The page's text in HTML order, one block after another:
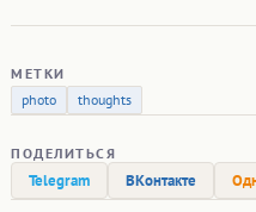
МЕТКИ
photo
thoughts
ПОДЕЛИТЬСЯ
Telegram ВКонтакте